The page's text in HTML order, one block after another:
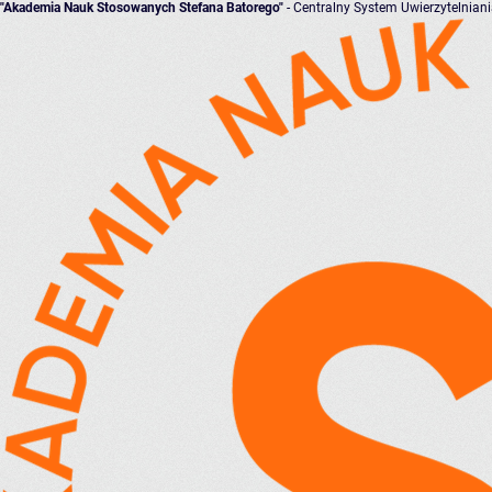
"Akademia Nauk Stosowanych Stefana Batorego" - Centralny System